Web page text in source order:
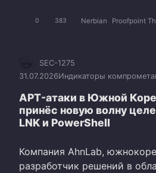
0 383 Nerbian Proofpoint
SEC-1275
31.07.2026Индикаторы
APT-атаки в Южной
принёс новую волну
LNK и PowerShell
Компания AhnLab,
разработчик решений в